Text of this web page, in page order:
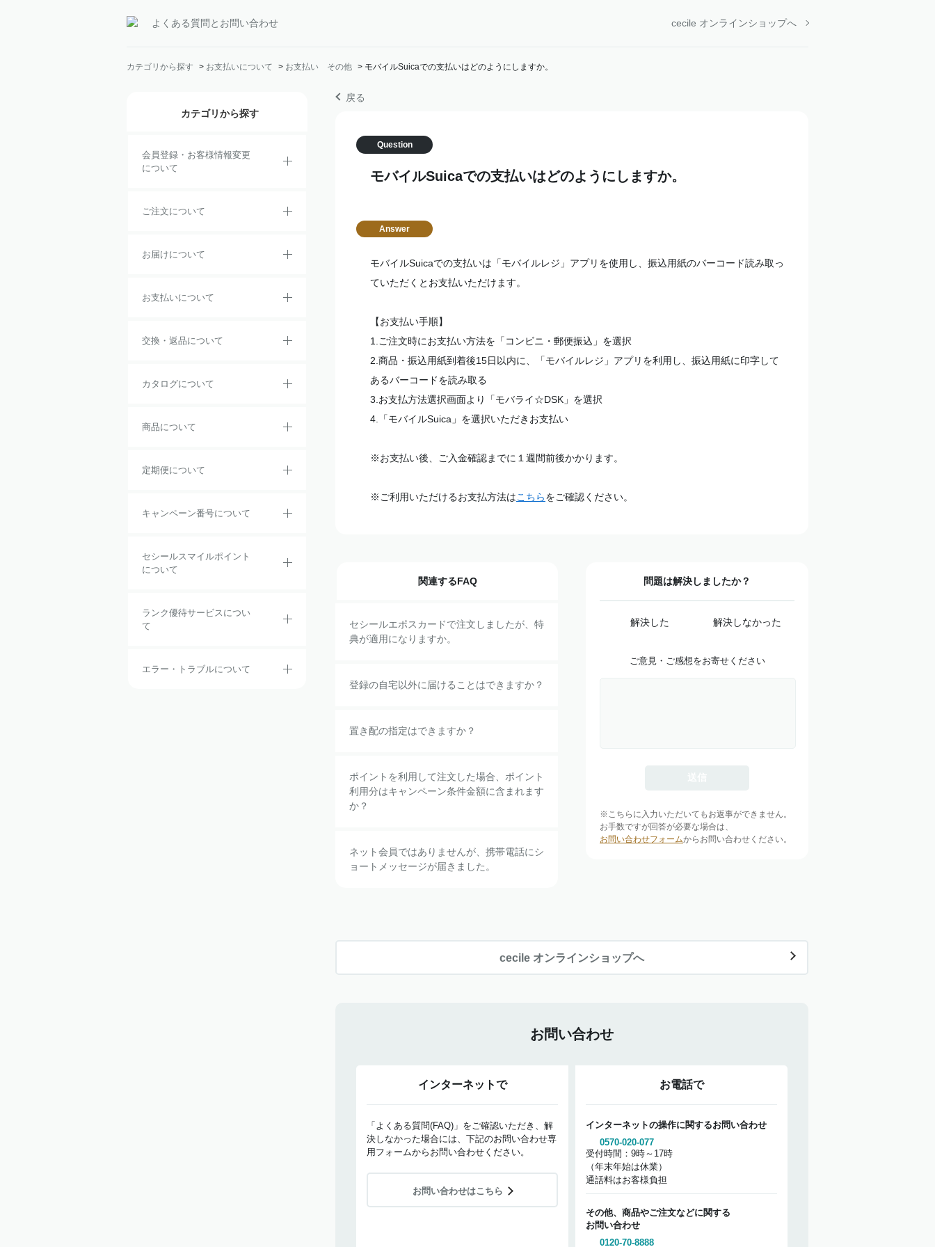
よくある質問とお問い合わせ cecile オンラインショップへ
カテゴリから探す > お支払いについて > お支払い その他 > モバイルSuicaでの支払いはどのようにしますか。
カテゴリから探す
会員登録・お客様情報変更
について
ご注文について
お届けについて
お支払いについて
交換・返品について
カタログについて
商品について
定期便について
キャンペーン番号について
セシールスマイルポイント
について
ランク優待サービスについ
て
エラー・トラブルについて
戻る
モバイルSuicaでの支払いはどのようにしますか。
モバイルSuicaでの支払いは「モバイルレジ」アプリを使用し、振込用紙のバーコード読み取っ
ていただくとお支払いただけます。
【お支払い手順】
1.ご注文時にお支払い方法を「コンビニ・郵便振込」を選択
2.商品・振込用紙到着後15日以内に、「モバイルレジ」アプリを利用し、振込用紙に印字して
あるバーコードを読み取る
3.お支払方法選択画面より「モバライ☆DSK」を選択
4.「モバイルSuica」を選択いただきお支払い
※お支払い後、ご入金確認までに１週間前後かかります。
※ご利用いただけるお支払方法はこちらをご確認ください。
関連するFAQ
セシールエポスカードで注文しましたが、特
典が適用になりますか。
登録の自宅以外に届けることはできますか？
置き配の指定はできますか？
ポイントを利用して注文した場合、ポイント
利用分はキャンペーン条件金額に含まれます
か？
ネット会員ではありませんが、携帯電話にシ
ョートメッセージが届きました。
問題は解決しましたか？
解決した 解決しなかった
ご意見・ご感想をお寄せください
※こちらに入力いただいてもお返事ができません。
お手数ですが回答が必要な場合は、
お問い合わせフォームからお問い合わせください。
cecile オンラインショップへ
お問い合わせ
インターネットで
「よくある質問(FAQ)」をご確認いただき、解
決しなかった場合には、下記のお問い合わせ専
用フォームからお問い合わせください。
お問い合わせはこちら
お電話で
インターネットの操作に関するお問い合わせ
0570-020-077
受付時間：9時～17時
（年末年始は休業）
通話料はお客様負担
その他、商品やご注文などに関する
お問い合わせ
0120-70-8888